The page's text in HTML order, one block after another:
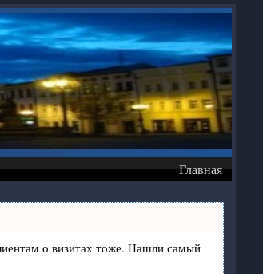
Главная
о визитах тоже. Нашли самый